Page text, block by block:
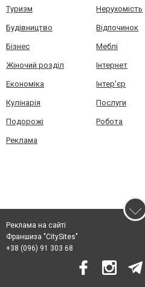
Туризм Нерухомість
Будівництво Відпочинок
Бізнес Меблі
Жіночий розділ Інтернет
Економіка Інтер'єр
Кулінарія Послуги
Подорожі Робота
Реклама
Реклама на сайті
Франшиза "CitySites"
+38 (096) 91 303 68